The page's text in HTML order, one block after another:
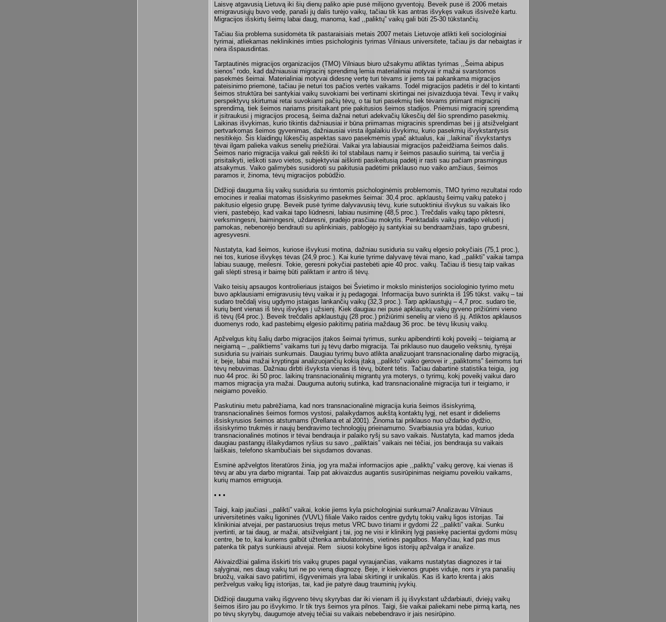
Laisvę atgavusią Lietuvą iki šių dienų paliko apie pusė milijono gyventojų. Beveik pusė iš 2006 metais
emigravusiųjų buvo vedę, panaši jų dalis turėjo vaikų, tačiau tik kas antras išvykęs vaikus išsivežė kartu.
Migracijos išskirtų šeimų labai daug, manoma, kad ,,paliktų” vaikų gali būti 25-30 tūkstančių.
Tačiau šia problema susidomėta tik pastaraisiais metais 2007 metais Lietuvoje atlikti keli sociologiniai
tyrimai, atliekamas neklinikinės imties psichologinis tyrimas Vilniaus universitete, tačiau jis dar nebaigtas ir
nėra išspausdintas.
Tarptautinės migracijos organizacijos (TMO) Vilniaus biuro užsakymu atliktas tyrimas ,,Šeima abipus
sienos” rodo, kad dažniausiai migracinį sprendimą lemia materialiniai motyvai ir mažai svarstomos
pasekmės šeimai. Materialiniai motyvai didesnę vertę turi tėvams ir jiems tai pakankama migracijos
pateisinimo priemonė, tačiau jie neturi tos pačios vertės vaikams. Todėl migracijos padėtis ir dėl to kintanti
šeimos struktūra bei santykiai vaikų suvokiami bei vertinami skirtingai nei įsivaizduoja tėvai. Tėvų ir vaikų
perspektyvų skirtumai retai suvokiami pačių tėvų, o tai turi pasekmių tiek tėvams priimant migracinį
sprendimą, tiek šeimos nariams prisitaikant prie pakitusios šeimos stadijos. Priėmusi migracinį sprendimą
ir įsitraukusi į migracijos procesą, šeima dažnai neturi adekvačių lūkesčių dėl šio sprendimo pasekmių.
Laikinas išvykimas, kurio tikintis dažniausiai ir būna priimamas migracinis sprendimas bei į jį atsižvelgiant
pertvarkomas šeimos gyvenimas, dažniausiai virsta ilgalaikiu išvykimu, kurio pasekmių išvykstantysis
nesitikėjo. Šis klaidingų lūkesčių aspektas savo pasekmėmis ypač aktualus, kai ,,laikinai” išvykstantys
tėvai ilgam palieka vaikus senelių priežiūrai. Vaikai yra labiausiai migracijos pažeidžiama šeimos dalis.
Šeimos nario migracija vaikui gali reikšti iki tol stabilaus namų ir šeimos pasaulio suirimą, tai verčia jį
prisitaikyti, ieškoti savo vietos, subjektyviai aiškinti pasikeitusią padėtį ir rasti sau pačiam prasmingus
atsakymus. Vaiko galimybės susidoroti su pakitusia padėtimi priklauso nuo vaiko amžiaus, šeimos
paramos ir, žinoma, tėvų migracijos pobūdžio.
Didžioji dauguma šių vaikų susiduria su rimtomis psichologinėmis problemomis, TMO tyrimo rezultatai rodo
emocines ir realiai matomas išsiskyrimo pasekmes šeimai: 30,4 proc. apklaustų šeimų vaikų pateko į
pakitusio elgesio grupę. Beveik pusė tyrime dalyvavusių tėvų, kurie sutuoktiniui išvykus su vaikais liko
vieni, pastebėjo, kad vaikai tapo liūdnesni, labiau nusiminę (48,5 proc.). Trečdalis vaikų tapo piktesni,
verksmingesni, baimingesni, uždaresni, pradėjo prasčiau mokytis. Penktadalis vaikų pradėjo vėluoti į
pamokas, nebenorėjo bendrauti su aplinkiniais, pablogėjo jų santykiai su bendraamžiais, tapo grubesni,
agresyvesni.
Nustatyta, kad šeimos, kuriose išvykusi motina, dažniau susiduria su vaikų elgesio pokyčiais (75,1 proc.),
nei tos, kuriose išvykęs tėvas (24,9 proc.). Kai kurie tyrime dalyvavę tėvai mano, kad ,,palikti” vaikai tampa
labiau suaugę, meilesni. Tokie, geresni pokyčiai pastebėti apie 40 proc. vaikų. Tačiau iš tiesų taip vaikas
gali slėpti stresą ir baimę būti paliktam ir antro iš tėvų.
Vaiko teisių apsaugos kontrolieriaus įstaigos bei Švietimo ir mokslo ministerijos sociologinio tyrimo metu
buvo apklausiami emigravusių tėvų vaikai ir jų pedagogai. Informacija buvo surinkta iš 195 tūkst. vaikų – tai
sudaro trečdalį visų ugdymo įstaigas lankančių vaikų (32,3 proc.). Tarp apklaustųjų – 4,7 proc. sudaro tie,
kurių bent vienas iš tėvų išvykęs į užsienį. Kiek daugiau nei pusė apklaustų vaikų gyveno prižiūrimi vieno
iš tėvų (64 proc.). Beveik trečdalis apklaustųjų (28 proc.) prižiūrimi senelių ar vieno iš jų. Atliktos apklausos
duomenys rodo, kad pastebimų elgesio pakitimų patiria maždaug 36 proc. be tėvų likusių vaikų.
Apžvelgus kitų šalių darbo migracijos įtakos šeimai tyrimus, sunku apibendrinti kokį poveikį – teigiamą ar
neigiamą – ,,paliktiems” vaikams turi jų tėvų darbo migracija. Tai priklauso nuo daugelio veiksnių, tyrėjai
susiduria su įvairiais sunkumais. Daugiau tyrimų buvo atlikta analizuojant transnacionalinę darbo migraciją,
ir, beje, labai mažai kryptingai analizuojančių kokią įtaką ,,palikto” vaiko gerovei ir ,,paliktoms” šeimoms turi
tėvų nebuvimas. Dažniau dirbti išvyksta vienas iš tėvų, būtent tėtis. Tačiau dabartinė statistika teigia, jog
nuo 44 proc. iki 50 proc. laikinų transnacionalinių migrantų yra moterys, o tyrimų, kokį poveikį vaikui daro
mamos migracija yra mažai. Dauguma autorių sutinka, kad transnacionalinė migracija turi ir teigiamo, ir
neigiamo poveikio.
Paskutiniu metu pabrėžiama, kad nors transnacionalinė migracija kuria šeimos išsiskyrimą,
transnacionalinės šeimos formos vystosi, palaikydamos aukštą kontaktų lygį, net esant ir dideliems
išsiskyrusios šeimos atstumams (Orellana et al 2001). Žinoma tai priklauso nuo uždarbio dydžio,
išsiskyrimo trukmės ir naujų bendravimo technologijų prieinamumo. Svarbiausia yra būdas, kuriuo
transnacionalinės motinos ir tėvai bendrauja ir palaiko ryšį su savo vaikais. Nustatyta, kad mamos įdeda
daugiau pastangų išlaikydamos ryšius su savo ,,paliktais” vaikais nei tėčiai, jos bendrauja su vaikais
laiškais, telefono skambučiais bei siųsdamos dovanas.
Esminė apžvelgtos literatūros žinia, jog yra mažai informacijos apie ,,paliktų” vaikų gerovę, kai vienas iš
tėvų ar abu yra darbo migrantai. Taip pat akivaizdus augantis susirūpinimas neigiamu poveikiu vaikams,
kurių mamos emigruoja.
• • •
Taigi, kaip jaučiasi ,,palikti” vaikai, kokie jiems kyla psichologiniai sunkumai? Analizavau Vilniaus
universitetinės vaikų ligoninės (VUVL) filiale Vaiko raidos centre gydytų tokių vaikų ligos istorijas. Tai
klinikiniai atvejai, per pastaruosius trejus metus VRC buvo tiriami ir gydomi 22 ,,palikti” vaikai. Sunku
įvertinti, ar tai daug, ar mažai, atsižvelgiant į tai, jog ne visi ir klinikinį lygį pasiekę pacientai gydomi mūsų
centre, be to, kai kuriems galbūt užtenka ambulatorinės, vietinės pagalbos. Manyčiau, kad pas mus
patenka tik patys sunkiausi atvejai. Rem siuosi kokybine ligos istorijų apžvalga ir analize.
Akivaizdžiai galima išskirti tris vaikų grupes pagal vyraujančias, vaikams nustatytas diagnozes ir tai
sąlyginai, nes daug vaikų turi ne po vieną diagnozę. Beje, ir kiekvienos grupės viduje, nors ir yra panašių
bruožų, vaikai savo patirtimi, išgyvenimais yra labai skirtingi ir unikalūs. Kas iš karto krenta į akis
peržvelgus vaikų ligų istorijas, tai, kad jie patyrė daug trauminių įvykių.
Didžioji dauguma vaikų išgyveno tėvų skyrybas dar iki vienam iš jų išvykstant uždarbiauti, dviejų vaikų
šeimos iširo jau po išvykimo. Ir tik trys šeimos yra pilnos. Taigi, šie vaikai paliekami nebe pirmą kartą, nes
po tėvų skyrybų, daugumoje atvejų tėčiai su vaikais nebebendravo ir jais nesirūpino.